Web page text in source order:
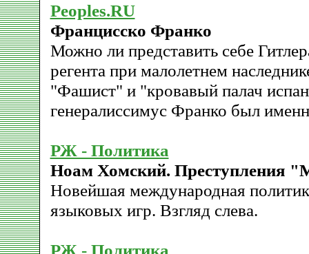
Peoples.RU
Францисско Франко
Можно ли представить себе
регента при малолетнем
"Фашист" и "кровавый палач
генералиссимус Франко был
РЖ - Политика
Ноам Хомский. Преступления
Новейшая международная
языковых игр. Взгляд слева.
РЖ - Политика